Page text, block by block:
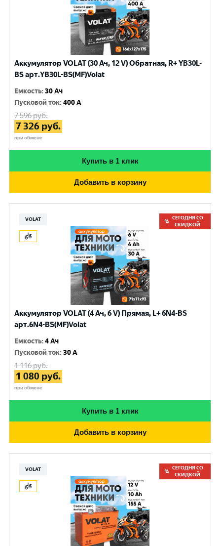
Аккумулятор VOLAT (30 Ач, 12 V) Обратная, R+ YB30L-
BS арт.YB30L-BS(MF)Volat
Емкость:30 Ач
Пусковой ток:400 A
7 596руб.
7 326 руб.
при обмене
Купить в 1 клик
Добавить в корзину
VOLAT
СЕГОДНЯ СО
СКИДКОЙ
Аккумулятор VOLAT (4 Ач, 6 V) Прямая, L+ 6N4-BS
арт.6N4-BS(MF)Volat
Емкость:4 Ач
Пусковой ток:30 A
1 116руб.
1 080 руб.
при обмене
Купить в 1 клик
Добавить в корзину
VOLAT
СЕГОДНЯ СО
СКИДКОЙ